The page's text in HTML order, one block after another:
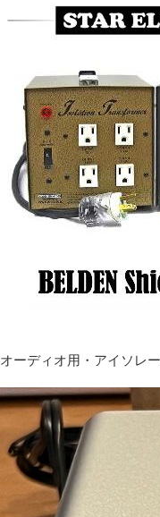
オーディオ用・アイソレ